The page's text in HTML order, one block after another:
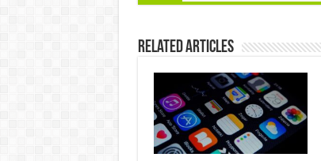
Related Articles